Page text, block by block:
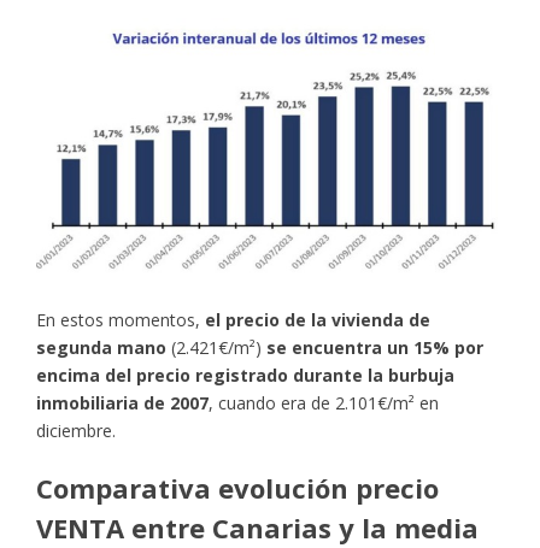
En estos momentos, el precio de la vivienda de
segunda mano (2.421€/m²) se encuentra un 15% por
encima del precio registrado durante la burbuja
inmobiliaria de 2007, cuando era de 2.101€/m² en
diciembre.
Comparativa evolución precio
VENTA entre Canarias y la media